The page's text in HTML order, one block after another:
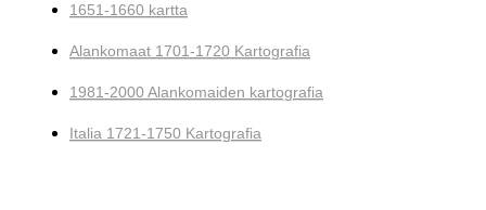
1651-1660 kartta
Alankomaat 1701-1720 Kartografia
1981-2000 Alankomaiden kartografia
Italia 1721-1750 Kartografia